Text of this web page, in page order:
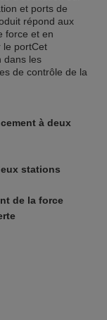
et ports de
répond aux
force et en
le portCet
dans les
de contrôle de la
à deux
stations
de la force